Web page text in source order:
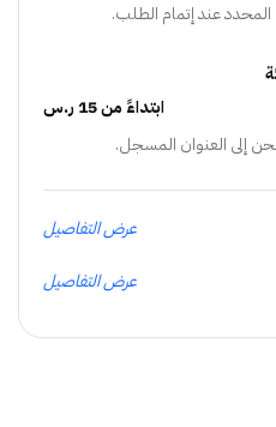
عند إتمام الطلب.
ابتداءً من 15 ر.س
إلى العنوان المسجل.
عرض التفاصيل
عرض التفاصيل